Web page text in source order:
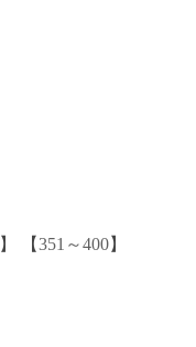
】 【351～400】